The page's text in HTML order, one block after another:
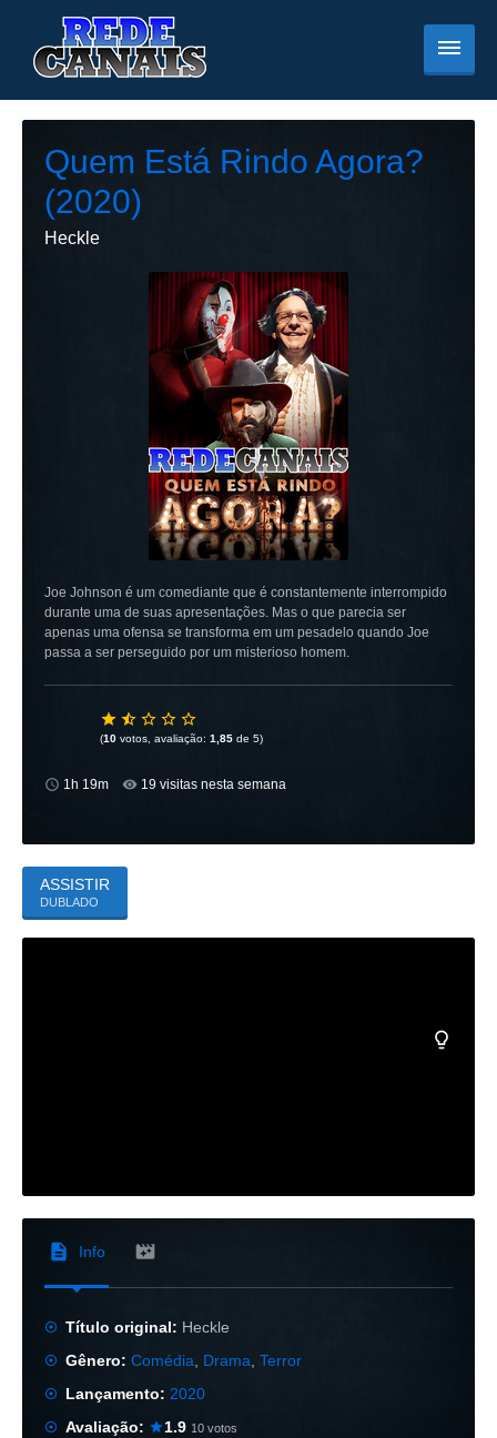
Quem Está Rindo Agora?
(2020)
Heckle
Joe Johnson é um comediante que é constantemente interrompido
durante uma de suas apresentações. Mas o que parecia ser
apenas uma ofensa se transforma em um pesadelo quando Joe
passa a ser perseguido por um misterioso homem.
(10 votos, avaliação: 1,85 de 5)
1h 19m 19 visitas nesta semana
ASSISTIR
DUBLADO
Info
Título original: Heckle
Gênero:Comédia Drama ,Terror
Lançamento: 2020
Avaliação:
1.9 10 votos